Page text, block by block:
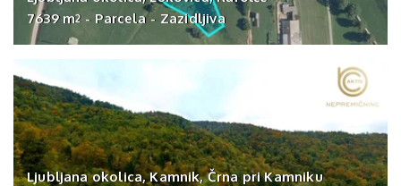
7639 m2 - Parcela - Zazidljiva
Ljubljana okolica, Kamnik, Črna pri Kamniku